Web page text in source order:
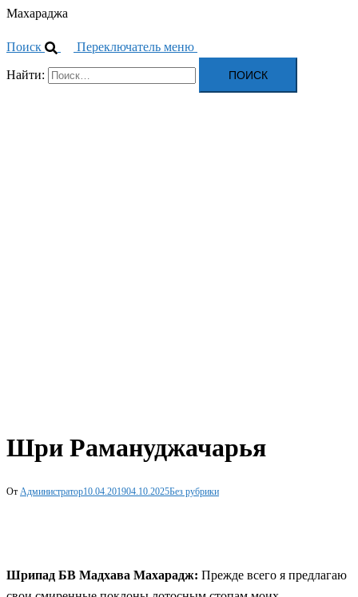
Махараджа
Поиск Переключатель меню
Найти:
Шри Рамануджачарья
От Администратор10.04.201904.10.2025Без рубрики
Шрипад БВ Мадхава Махарадж: Прежде всего я предлагаю